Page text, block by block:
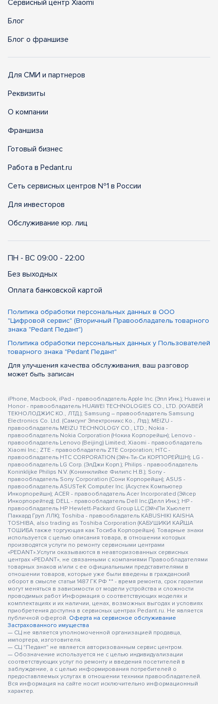
Сервисный центр Xiaomi
Блог
Блог о франшизе
Для СМИ и партнеров
Реквизиты
О компании
Франшиза
Готовый бизнес
Работа в Pedant.ru
Сеть сервисных центров №1 в России
Для инвесторов
Обслуживание юр. лиц
ПН - ВС 09:00 - 22:00
Без выходных
Оплата банковской картой
Политика обработки персональных данных в ООО
"Цифровой сервис" (Вторичный Правообладатель товарного
знака "Pedant Педант")
Политика обработки персональных данных у Пользователей
товарного знака "Pedant Педант"
Для улучшения качества обслуживания, ваш разговор
может быть записан
iPhone, Macbook, iPad - правообладатель Apple Inc. (Эпл Инк.); Huawei и
Honor - правообладатель HUAWEI TECHNOLOGIES CO., LTD. (ХУАВЕЙ
ТЕКНОЛОДЖИС КО., ЛТД.); Samsung – правообладатель Samsung
Electronics Co. Ltd. (Самсунг Электроникс Ко., Лтд.); MEIZU -
правообладатель MEIZU TECHNOLOGY CO., LTD.; Nokia -
правообладатель Nokia Corporation (Нокиа Корпорейшн); Lenovo -
правообладатель Lenovo (Beijing) Limited; Xiaomi - правообладатель
Xiaomi Inc.; ZTE - правообладатель ZTE Corporation; HTC -
правообладатель HTC CORPORATION (Эйч-Ти-Си КОРПОРЕЙШН); LG -
правообладатель LG Corp. (ЭлДжи Корп.); Philips - правообладатель
Koninklijke Philips N.V. (Конинклийке Филипс Н.В.); Sony -
правообладатель Sony Corporation (Сони Корпорейшн); ASUS -
правообладатель ASUSTeK Computer Inc. (Асустек Компьютер
Инкорпорейшн); ACER - правообладатель Acer Incorporated (Эйсер
Инкорпорейтед); DELL - правообладатель Dell Inc.(Делл Инк.); HP -
правообладатель HP Hewlett-Packard Group LLC (ЭйчПи Хьюлетт
Паккард Груп ЛЛК); Toshiba - правообладатель KABUSHIKI KAISHA
TOSHIBA, also trading as Toshiba Corporation (КАБУШИКИ КАЙША
ТОШИБА также торгующая как Тосиба Корпорейшн). Товарные знаки
используется с целью описания товара, в отношении которых
производятся услуги по ремонту сервисными центрами
«PEDANT».Услуги оказываются в неавторизованных сервисных
центрах «PEDANT», не связанными с компаниями Правообладателями
товарных знаков и/или с ее официальными представителями в
отношении товаров, которые уже были введены в гражданский
оборот в смысле статьи 1487 ГК РФ ** - время ремонта, срок гарантии
могут меняться в зависимости от модели устройства и сложности
проводимых работ Информация о соответствующих моделях и
комплектациях и их наличии, ценах, возможных выгодах и условиях
приобретения доступна в сервисных центрах Pedant.ru. Не является
публичной офертой. Оферта на сервисное обслуживание
Застрахованного имущества
— СЦ не является уполномоченной организацией продавца,
импортера, изготовителя.
— СЦ "Педант" не является авторизованным сервис центром.
— Обозначение используется не с целью индивидуализации
соответствующих услуг по ремонту и введения посетителей в
заблуждение, а с целью информирования потребителей о
предоставляемых услугах в отношении техники правообладателей.
Вся информация на сайте носит исключительно информационный
характер.